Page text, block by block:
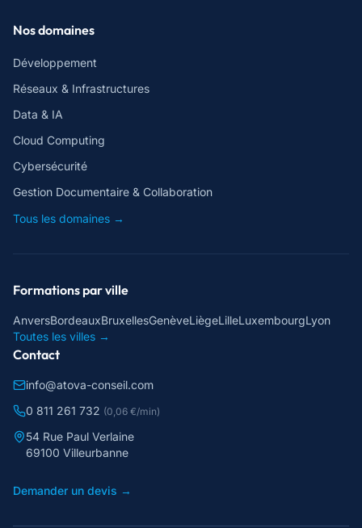
Nos domaines
Développement
Réseaux & Infrastructures
Data & IA
Cloud Computing
Cybersécurité
Gestion Documentaire & Collaboration
Tous les domaines →
Formations par ville
AnversBordeauxBruxellesGenèveLiègeLilleLuxembourgLyon
Toutes les villes →
Contact
info@atova-conseil.com
0 811 261 732 (0,06 €/min)
54 Rue Paul Verlaine
69100 Villeurbanne
Demander un devis →